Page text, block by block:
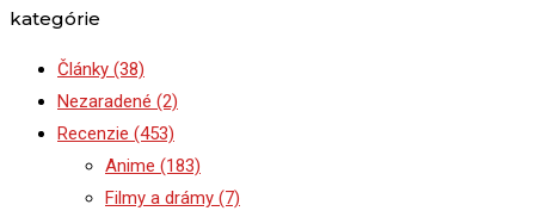
kategórie
Články (38)
Nezaradené (2)
Recenzie (453)
Anime (183)
Filmy a drámy (7)